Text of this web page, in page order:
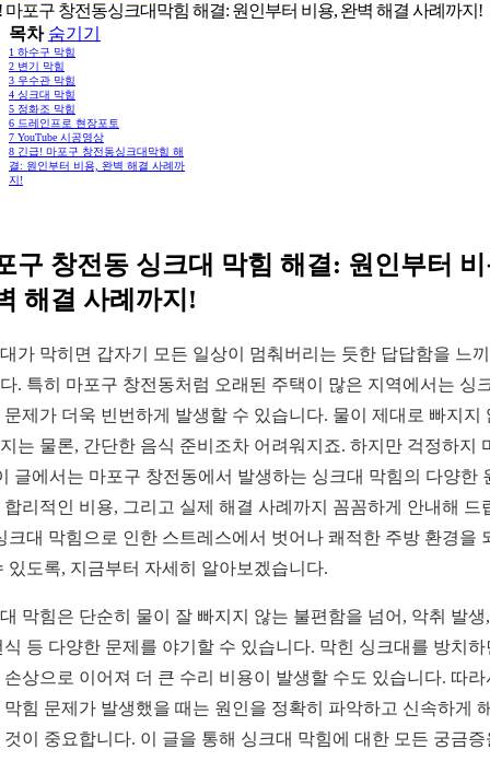
마포구 창전동싱크대막힘 해결: 원인부터 비용, 완벽 해결 사례까지!
목차 숨기기
1 하수구 막힘
2 변기 막힘
3 우수관 막힘
4 싱크대 막힘
5 정화조 막힘
6 드레인프로 현장포토
7 YouTube 시공영상
8 긴급! 마포구 창전동싱크대막힘 해
결: 원인부터 비용, 완벽 해결 사례까
지!
구 창전동 싱크대 막힘 해결: 원인부터
해결 사례까지!
가 막히면 갑자기 모든 일상이 멈춰버리는 듯한 답답함을 느
. 특히 마포구 창전동처럼 오래된 주택이 많은 지역에서는 싱
문제가 더욱 빈번하게 발생할 수 있습니다. 물이 제대로 빠지지
는 물론, 간단한 음식 준비조차 어려워지죠. 하지만 걱정하지
글에서는 마포구 창전동에서 발생하는 싱크대 막힘의 다양한
합리적인 비용, 그리고 실제 해결 사례까지 꼼꼼하게 안내해 드
크대 막힘으로 인한 스트레스에서 벗어나 쾌적한 주방 환경을
있도록, 지금부터 자세히 알아보겠습니다.
막힘은 단순히 물이 잘 빠지지 않는 불편함을 넘어, 악취 발생
식 등 다양한 문제를 야기할 수 있습니다. 막힌 싱크대를 방치하
손상으로 이어져 더 큰 수리 비용이 발생할 수도 있습니다. 따라
막힘 문제가 발생했을 때는 원인을 정확히 파악하고 신속하게
것이 중요합니다. 이 글을 통해 싱크대 막힘에 대한 모든 궁금증